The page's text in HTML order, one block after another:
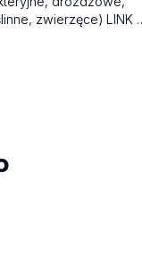
zwierzęce) LINK